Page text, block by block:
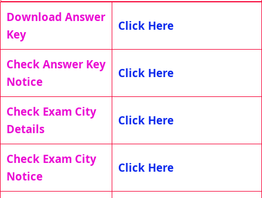
Download Answer
Key
Click Here
Check Answer Key
Notice
Click Here
Check Exam City
Details
Click Here
Check Exam City
Notice
Click Here